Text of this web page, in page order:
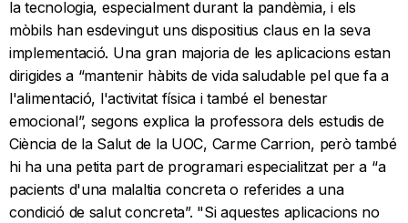
la tecnologia, especialment durant la pandèmia, i els
mòbils han esdevingut uns dispositius claus en la seva
implementació. Una gran majoria de les aplicacions estan
dirigides a “mantenir hàbits de vida saludable pel que fa a
l'alimentació, l'activitat física i també el benestar
emocional”, segons explica la professora dels estudis de
Ciència de la Salut de la UOC, Carme Carrion, però també
hi ha una petita part de programari especialitzat per a “a
pacients d'una malaltia concreta o referides a una
condició de salut concreta”. "Si aquestes aplicacions no